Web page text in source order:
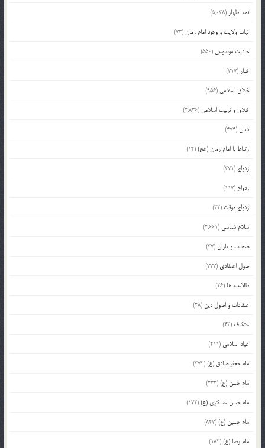
ائمه اطهار (5,038)
اثبات ولایت و وجود امام زمان(73)
احادیث موضوعی (550)
اخبار (717)
اخلاق اسلامی (956)
اخلاق و تربیت اسلامی (2,836)
ادیان(474)
ارتباط با امام زمان (عج)(14)
ازدواج (371)
ازدواج (117)
ازدواج موقت (32)
اسلام شناسی (2,661)
اصحاب و یاران(37)
اصول اعتقادی (777)
اطلاعیه ها (26)
اعتقادات و اصول دین (28)
اعتکاف (43)
اعیاد اسلامی (211)
امام جعفر صادق (ع)(372)
امام حسن (ع)(233)
امام حسن عسکری (ع)(172)
امام حسین (ع)(847)
امام رضا (ع)(182)